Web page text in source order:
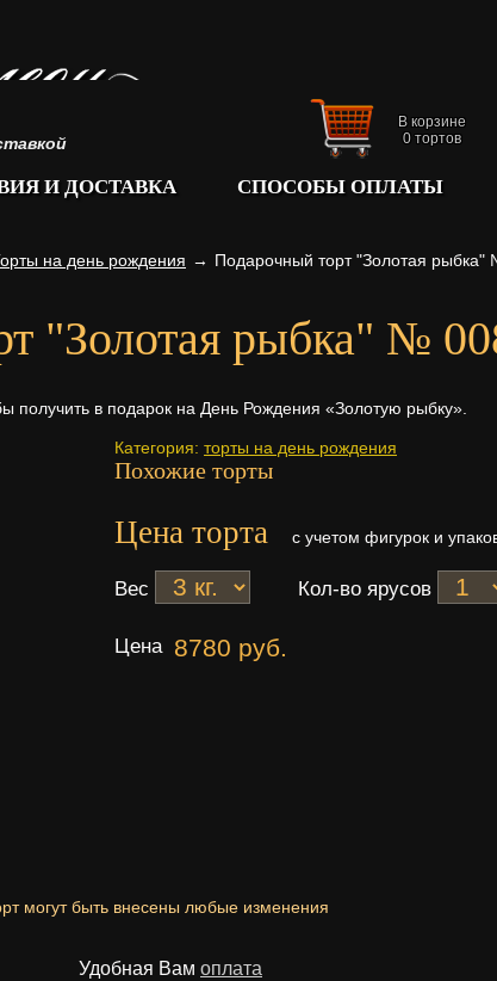
В корзине
0 тортов
И ДОСТАВКА СПОСОБЫ ОПЛАТЫ
на день рождения → Подарочный торт "Золотая
"Золотая рыбка" №
получить в подарок на День Рождения «Золотую рыбку».
Категория: торты на день рождения
Похожие торты
Цена торта с учетом фигурок и
Вес Кол-во ярусов
Цена 8780 руб.
могут быть внесены любые изменения
Удобная Вам оплата